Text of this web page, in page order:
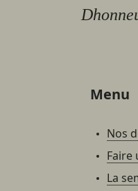
Menu
Nos
Faire
La